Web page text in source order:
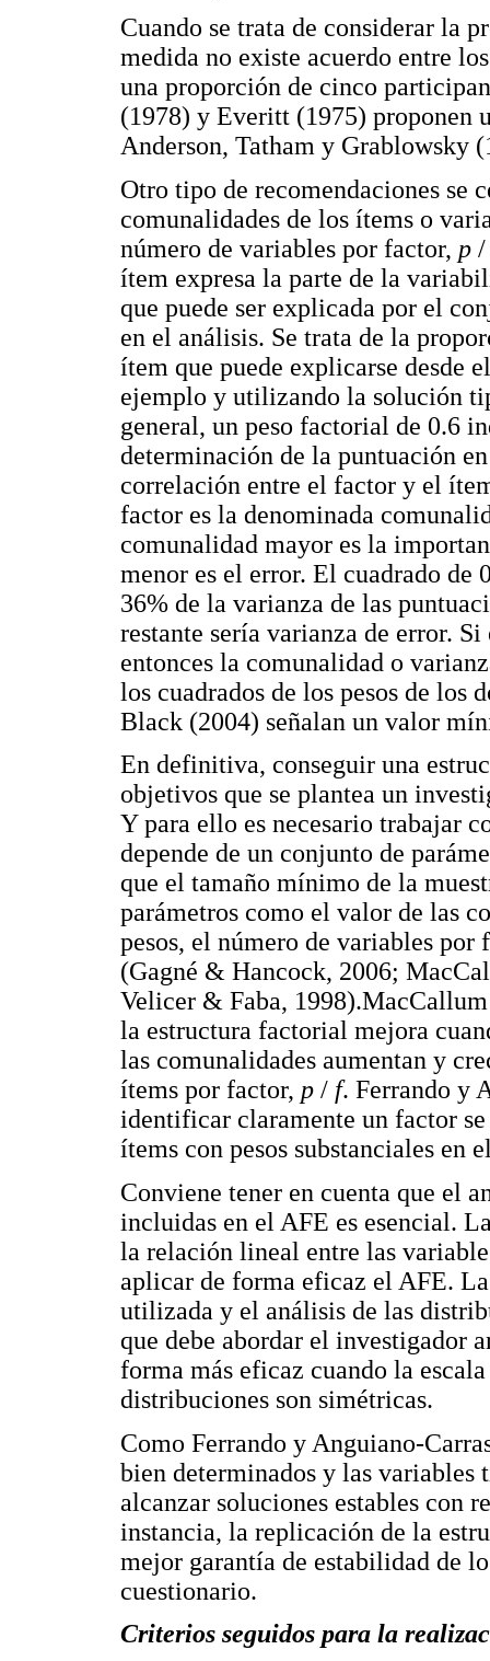
Cuando se trata de considerar la
medida no existe acuerdo entre
una proporción de cinco
(1978) y Everitt (1975) proponen
Anderson, Tatham y Grablowsky
Otro tipo de recomendaciones se
comunalidades de los ítems o
número de variables por factor, p
ítem expresa la parte de la
que puede ser explicada por el
en el análisis. Se trata de la
ítem que puede explicarse desde
ejemplo y utilizando la solución
general, un peso factorial de 0.6
determinación de la puntuación
correlación entre el factor y el
factor es la denominada
comunalidad mayor es la
menor es el error. El cuadrado de
36% de la varianza de las
restante sería varianza de error.
entonces la comunalidad o
los cuadrados de los pesos de los
Black (2004) señalan un valor
En definitiva, conseguir una
objetivos que se plantea un
Y para ello es necesario trabajar
depende de un conjunto de
que el tamaño mínimo de la
parámetros como el valor de las
pesos, el número de variables
(Gagné & Hancock, 2006;
Velicer & Faba,
la estructura factorial mejora
las comunalidades aumentan y
ítems por factor, p / f. Ferrando y
identificar claramente un factor
ítems con pesos substanciales en
Conviene tener en cuenta que el
incluidas en el AFE es esencial.
la relación lineal entre las
aplicar de forma eficaz el AFE.
utilizada y el análisis de las
que debe abordar el investigador
forma más eficaz cuando la
distribuciones son simétricas.
Como Ferrando y Anguiano-
bien determinados y las variables
alcanzar soluciones estables con
instancia, la replicación de la
mejor garantía de estabilidad de
cuestionario.
Criterios seguidos para la